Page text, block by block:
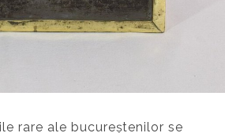
rare ale bucureștenilor se